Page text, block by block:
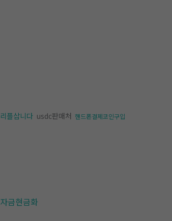
리플삽니다 usdc판매처 핸드폰결제코인구입
자금현금화